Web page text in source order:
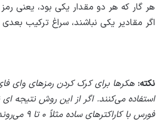
هر گار که هر دو مقدار یکی بود، یعنی
اگر مقادیر یکی نباشند، سراغ ترکیب
نکته: هکرها برای کرک کردن رمزهای وای
استفاده می‌کنند. اگر از این روش نتیجه
فورس با